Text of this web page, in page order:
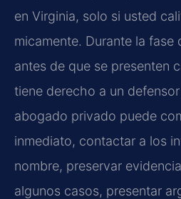
en Virginia, solo si usted
micamente. Durante la
antes de que se presenten
tiene derecho a un
abogado privado puede
inmediato, contactar a los
nombre, preservar
algunos casos, presentar